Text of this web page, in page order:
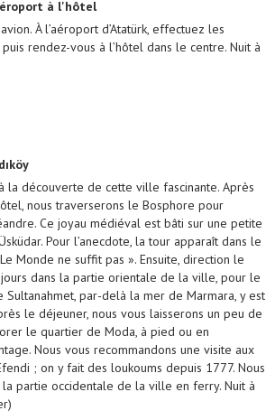
à l'hôtel
À l’aéroport d’Atatürk, effectuez les
rendez-vous à l’hôtel dans le centre. Nuit à
la découverte de cette ville fascinante. Après
nous traverserons le Bosphore pour
Ce joyau médiéval est bâti sur une petite
Pour l’anecdote, la tour apparaît dans le
Monde ne suffit pas ». Ensuite, direction le
dans la partie orientale de la ville, pour le
Sultanahmet, par-delà la mer de Marmara, y est
le déjeuner, nous vous laisserons un peu de
le quartier de Moda, à pied ou en
Nous vous recommandons une visite aux
; on y fait des loukoums depuis 1777. Nous
partie occidentale de la ville en ferry. Nuit à